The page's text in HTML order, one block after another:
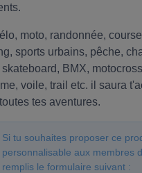
moto, randonnée,
sports urbains, pêche,
skateboard, BMX,
voile, trail etc. il saura
tes aventures.
Si tu souhaites proposer ce
personnalisable aux membres
remplis le formulaire suivant :